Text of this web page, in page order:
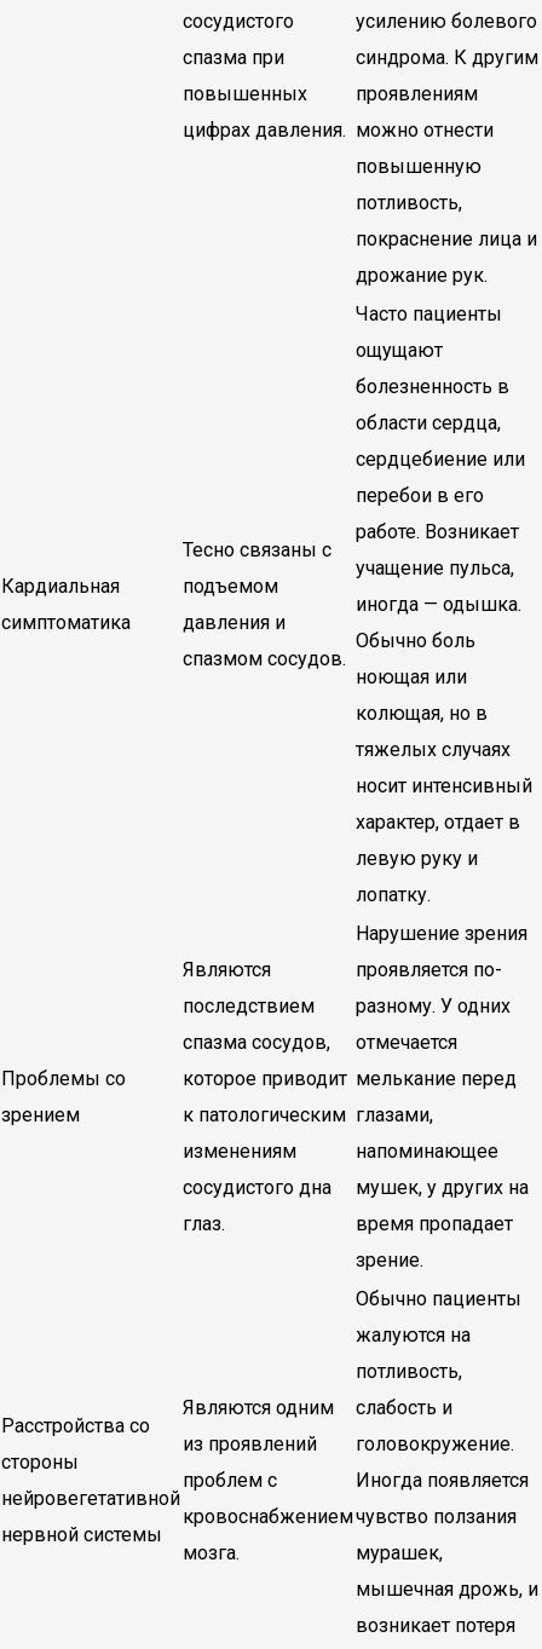
сосудистого
спазма при
повышенных
цифрах давления.
усилению болевого
синдрома. К другим
проявлениям
можно отнести
повышенную
потливость,
покраснение лица и
дрожание рук.
Кардиальная
симптоматика
Тесно связаны с
подъемом
давления и
спазмом сосудов.
Часто пациенты
ощущают
болезненность в
области сердца,
сердцебиение или
перебои в его
работе. Возникает
учащение пульса,
иногда — одышка.
Обычно боль
ноющая или
колющая, но в
тяжелых случаях
носит интенсивный
характер, отдает в
левую руку и
лопатку.
Проблемы со
зрением
Являются
последствием
спазма сосудов,
которое приводит
к патологическим
изменениям
сосудистого дна
глаз.
Нарушение зрения
проявляется по-
разному. У одних
отмечается
мелькание перед
глазами,
напоминающее
мушек, у других на
время пропадает
зрение.
Расстройства со
стороны
нейровегетативной
нервной системы
Являются одним
из проявлений
проблем с
кровоснабжением
мозга.
Обычно пациенты
жалуются на
потливость,
слабость и
головокружение.
Иногда появляется
чувство ползания
мурашек,
мышечная дрожь, и
возникает потеря